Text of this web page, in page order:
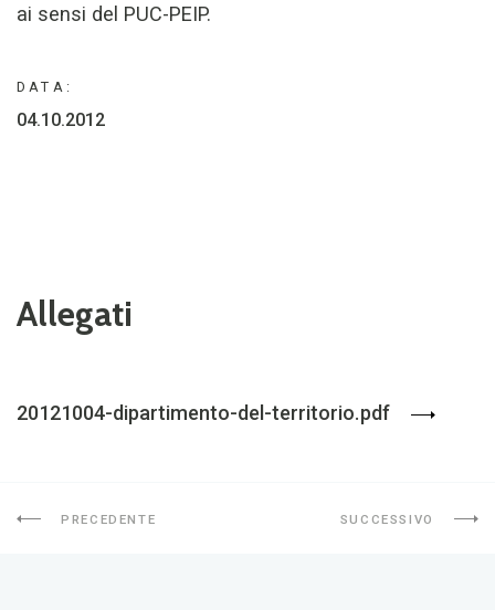
ai sensi del PUC-PEIP.
DATA:
04.10.2012
Allegati
20121004-dipartimento-del-territorio.pdf
PRECEDENTE SUCCESSIVO